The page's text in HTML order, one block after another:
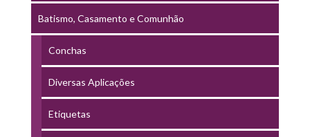
Batismo, Casamento e Comunhão
Conchas
Diversas Aplicações
Etiquetas